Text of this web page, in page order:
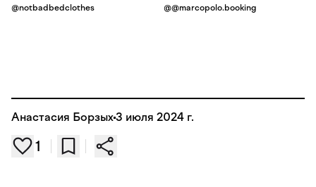
@notbadbedclothes @@marcopolo.booking
Анастасия Борзых3 июля 2024 г.
1